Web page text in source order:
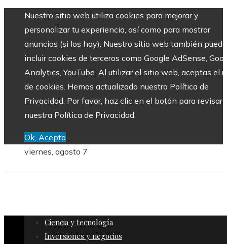
Nuestro sitio web utiliza cookies para mejorar y
personalizar tu experiencia, así como para mostrar
anuncios (si los hay). Nuestro sitio web también puede
incluir cookies de terceros como Google AdSense,
Analytics, YouTube. Al utilizar el sitio web, aceptas el
de cookies. Hemos actualizado nuestra Política de
Privacidad. Por favor, haz clic en el botón para revisar
nuestra Política de Privacidad.
Ok, Acepto
viernes, agosto 7
Ciencia y tecnología
Inversiones y negocios